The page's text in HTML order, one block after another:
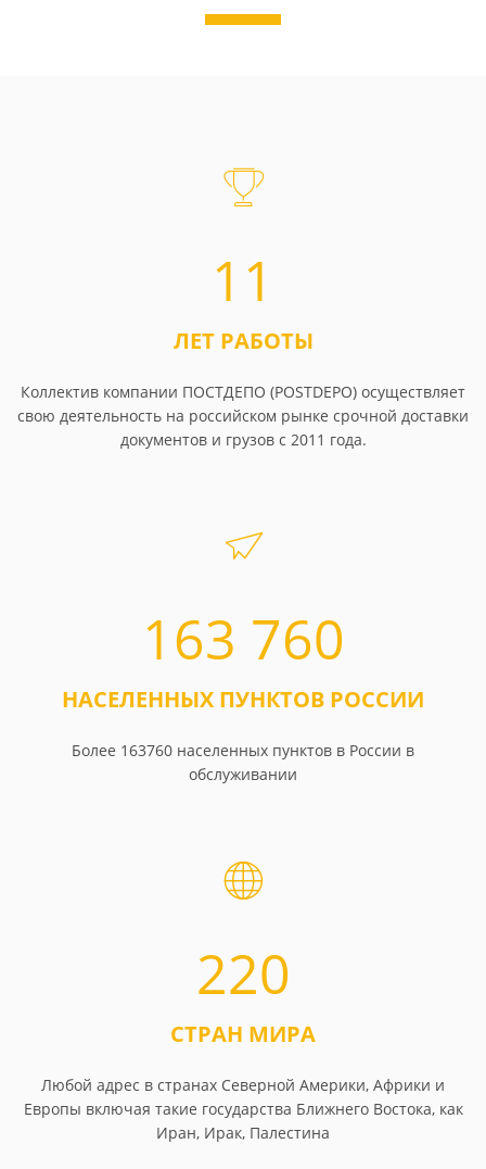
11
ЛЕТ РАБОТЫ
Коллектив компании ПОСТДЕПО (POSTDEPO) осуществляет
свою деятельность на российском рынке срочной доставки
документов и грузов с 2011 года.
163 760
НАСЕЛЕННЫХ ПУНКТОВ РОССИИ
Более 163760 населенных пунктов в России в
обслуживании
220
СТРАН МИРА
Любой адрес в странах Северной Америки, Африки и
Европы включая такие государства Ближнего Востока, как
Иран, Ирак, Палестина